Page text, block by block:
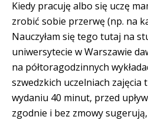
Kiedy pracuję albo się uczę
zrobić sobie przerwę (np. na
Nauczyłam się tego tutaj na
uniwersytecie w Warszawie
na półtoragodzinnych
szwedzkich uczelniach zajęcia
wydaniu 40 minut, przed
zgodnie i bez zmowy